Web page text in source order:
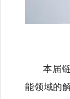
本届
能领域的